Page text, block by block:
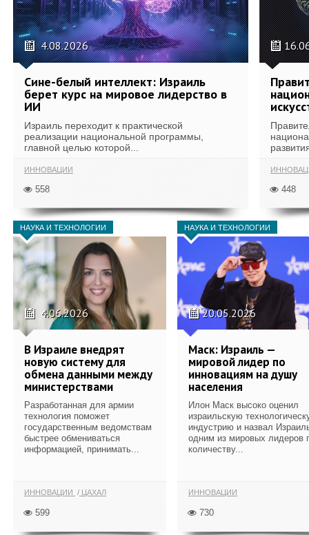
4.08.2026
Сине-белый интеллект: Израиль
берет курс на мировое лидерство в
ИИ
Израиль переходит к практической
реализации национальной программы,
главной целью которой...
ИННОВАЦИИ
558 448
НАУКА И ТЕХНОЛОГИИ
4.06.2026
В Израиле внедрят
новую систему для
обмена данными между
министерствами
Разработанная для армии
технология поможет
государственным ведомствам
быстрее обмениваться
информацией, принимать...
ИННОВАЦИИ ЦАХАЛ
599
НАУКА И ТЕХНОЛОГИИ
20.05.2026
Маск: Израиль —
мировой лидер по
инновациям на душу
населения
Илон Маск высоко оценил
израильскую
индустрию и назвал
одним из мировых лидеров
количеству...
ИННОВАЦИИ
730